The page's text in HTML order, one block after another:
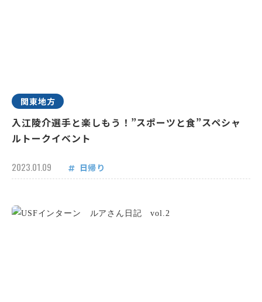
関東地方
入江陵介選手と楽しもう！”スポーツと食”スペシャ
ルトークイベント
2023.01.09 日帰り